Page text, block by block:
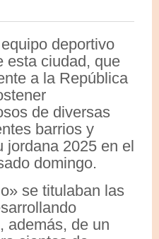
deportivo
esta ciudad, que
a la República
de diversas
barrios y
jordana 2025 en el
domingo.
se titulaban las
además, de un